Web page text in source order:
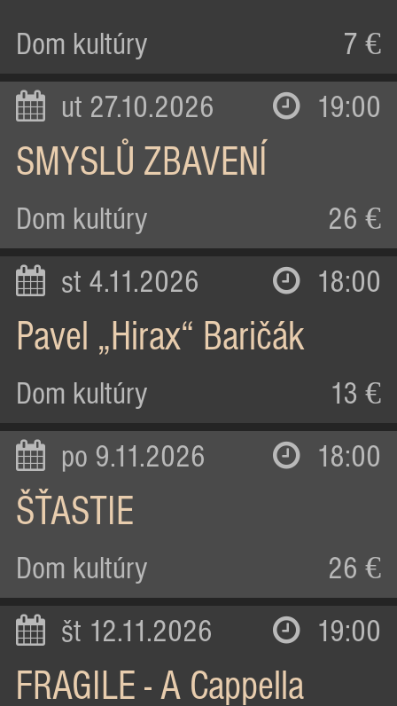
Dom kultúry 7 €
ut 27.10.2026 19:00
SMYSLŮ ZBAVENÍ
Dom kultúry 26 €
st 4.11.2026 18:00
Pavel „Hirax“ Baričák
Dom kultúry 13 €
po 9.11.2026 18:00
ŠŤASTIE
Dom kultúry 26 €
št 12.11.2026 19:00
FRAGILE - A Cappella